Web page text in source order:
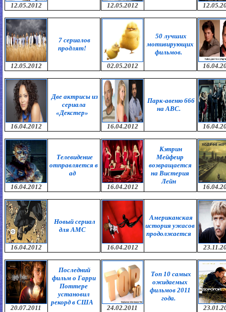
12.05.2012
12.05.2012
12.05.2012
7 сериалов
продлят!
02.05.2012
50 лучших
мотивирующих
фильмов.
16.04.2012
Две актрисы из
сериала
«Декстер»
16.04.2012
Парк-авеню 666
на ABC.
16.04.2012
Телевидение
отправляется в
ад
16.04.2012
Кэтрин
Мейфеир
возвращается
на Вистерия
Лейн
16.04.2012
Новый сериал
для AMC
16.04.2012
Американская
история ужасов
продолжается
20.07.2011
Последний
фильм о Гарри
Поттере
установил
рекорд в США
24.02.2011
Топ 10 самых
ожидаемых
фильмов 2011
года.